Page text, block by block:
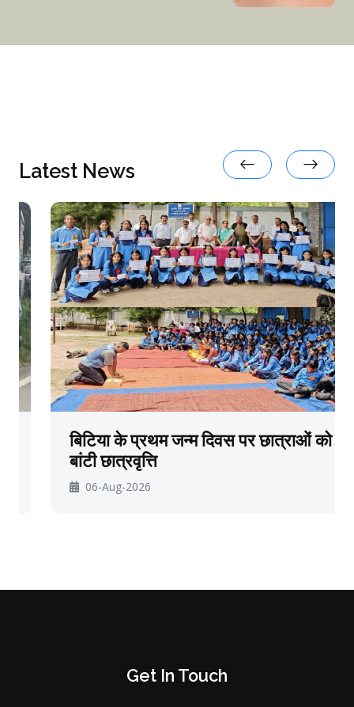
Latest News
बिटिया के प्रथम जन्म दिवस पर छात्राओं को
बांटी छात्रवृत्ति
06-Aug-2026
Get In Touch